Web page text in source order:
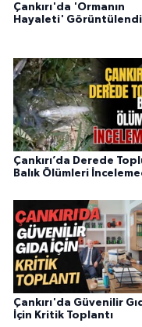
Çankırı'da 'Ormanın
Hayaleti'
Çankırı’da Derede
Balık Ölümleri
Çankırı'da Güvenilir
İçin Kritik Toplantı